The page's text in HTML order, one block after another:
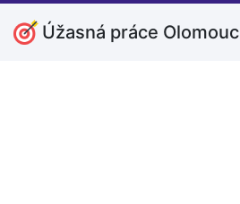
Úžasná práce Olomouc